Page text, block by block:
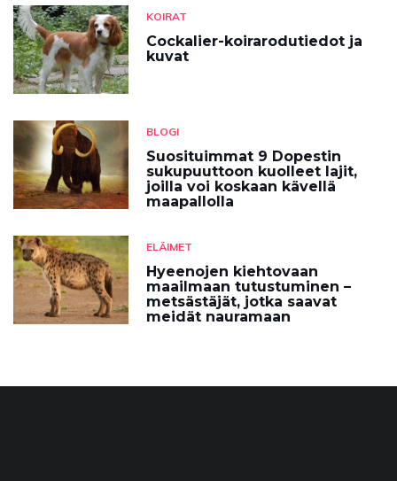
KOIRAT
Cockalier-koirarodutiedot ja
kuvat
BLOGI
Suosituimmat 9 Dopestin
sukupuuttoon kuolleet lajit,
joilla voi koskaan kävellä
maapallolla
ELÄIMET
Hyeenojen kiehtovaan
maailmaan tutustuminen –
metsästäjät, jotka saavat
meidät nauramaan